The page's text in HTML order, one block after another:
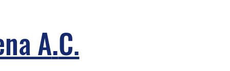
A.C.